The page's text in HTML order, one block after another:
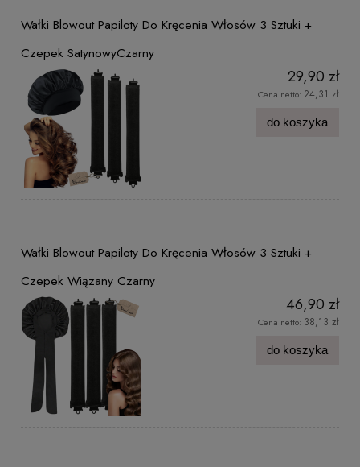
Wałki Blowout Papiloty Do Kręcenia Włosów 3 Sztuki +
Czepek SatynowyCzarny
29,90 zł
Cena netto: 24,31 zł
do koszyka
Wałki Blowout Papiloty Do Kręcenia Włosów 3 Sztuki +
Czepek Wiązany Czarny
46,90 zł
Cena netto: 38,13 zł
do koszyka